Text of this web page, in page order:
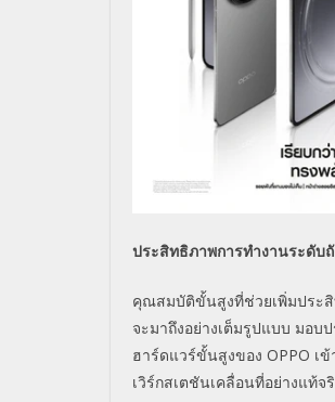
ประสิทธิภาพการทำงานระดับ
คุณสมบัติขั้นสูงที่ช่วยเพิ่มประสิ
จะมาถึงอย่างเต็มรูปแบบ มอ
ฮาร์ดแวร์ขั้นสูงของ OPPO เ
เวิร์กสเตชันเคลื่อนที่อย่างแท้